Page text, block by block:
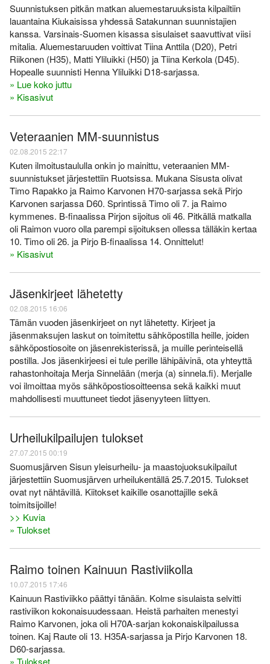
Suunnistuksen pitkän matkan aluemestaruuksista kilpailtiin
lauantaina Kiukaisissa yhdessä Satakunnan suunnistajien
kanssa. Varsinais-Suomen kisassa sisulaiset saavuttivat viisi
mitalia. Aluemestaruuden voittivat Tiina Anttila (D20), Petri
Riikonen (H35), Matti Yliluikki (H50) ja Tiina Kerkola (D45).
Hopealle suunnisti Henna Yliluikki D18-sarjassa.
» Lue koko juttu
» Kisasivut
Veteraanien MM-suunnistus
02.08.2015 22:17
Kuten ilmoitustaululla onkin jo mainittu, veteraanien MM-
suunnistukset järjestettiin Ruotsissa. Mukana Sisusta olivat
Timo Rapakko ja Raimo Karvonen H70-sarjassa sekä Pirjo
Karvonen sarjassa D60. Sprintissä Timo oli 7. ja Raimo
kymmenes. B-finaalissa Pirjon sijoitus oli 46. Pitkällä matkalla
oli Raimon vuoro olla parempi sijoituksen ollessa tälläkin kertaa
10. Timo oli 26. ja Pirjo B-finaalissa 14. Onnittelut!
» Kisasivut
Jäsenkirjeet lähetetty
02.08.2015 16:06
Tämän vuoden jäsenkirjeet on nyt lähetetty. Kirjeet ja
jäsenmaksujen laskut on toimitettu sähköpostilla heille, joiden
sähköpostiosoite on jäsenrekisterissä, ja muille perinteisellä
postilla. Jos jäsenkirjeesi ei tule perille lähipäivinä, ota yhteyttä
rahastonhoitaja Merja Sinnelään (merja (a) sinnela.fi). Merjalle
voi ilmoittaa myös sähköpostiosoitteensa sekä kaikki muut
mahdollisesti muuttuneet tiedot jäsenyyteen liittyen.
Urheilukilpailujen tulokset
27.07.2015 00:19
Suomusjärven Sisun yleisurheilu- ja maastojuoksukilpailut
järjestettiin Suomusjärven urheilukentällä 25.7.2015. Tulokset
ovat nyt nähtävillä. Kiitokset kaikille osanottajille sekä
toimitsijoille!
>> Kuvia
» Tulokset
Raimo toinen Kainuun Rastiviikolla
10.07.2015 17:46
Kainuun Rastiviikko päättyi tänään. Kolme sisulaista selvitti
rastiviikon kokonaisuudessaan. Heistä parhaiten menestyi
Raimo Karvonen, joka oli H70A-sarjan kokonaiskilpailussa
toinen. Kaj Raute oli 13. H35A-sarjassa ja Pirjo Karvonen 18.
D60-sarjassa.